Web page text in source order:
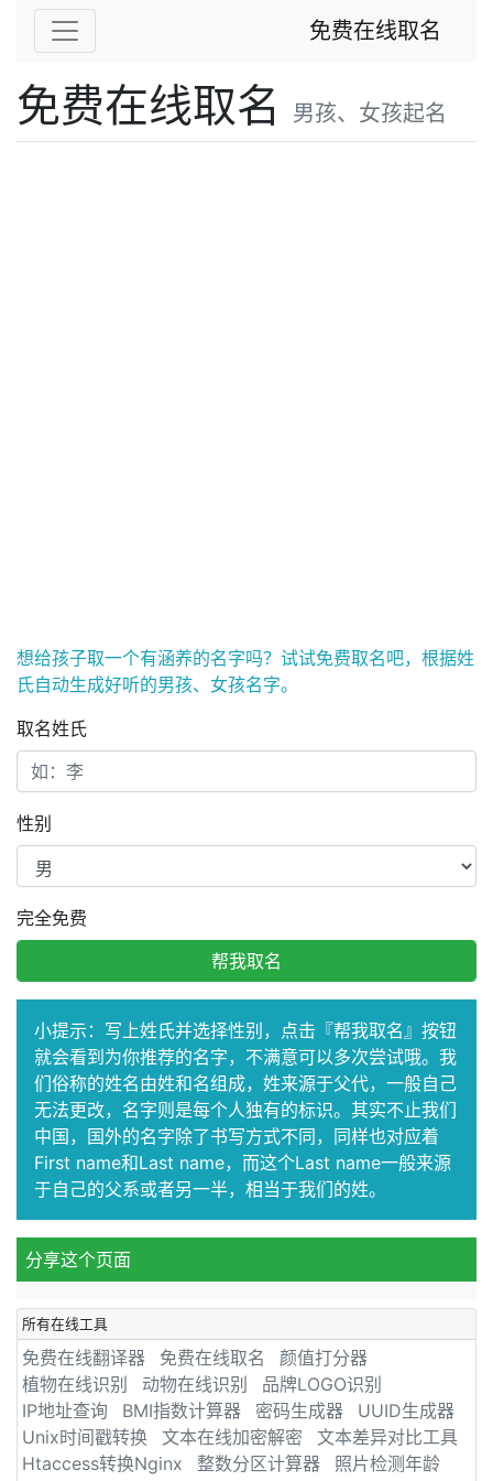
免费在线取名
免费在线取名 男孩、女孩起名
想给孩子取一个有涵养的名字吗？试试免费取名吧，根据姓
氏自动生成好听的男孩、女孩名字。
取名姓氏
性别
完全免费
帮我取名
小提示：写上姓氏并选择性别，点击『帮我取名』按钮
就会看到为你推荐的名字，不满意可以多次尝试哦。我
们俗称的姓名由姓和名组成，姓来源于父代，一般自己
无法更改，名字则是每个人独有的标识。其实不止我们
中国，国外的名字除了书写方式不同，同样也对应着
First name和Last name，而这个Last name一般来源
于自己的父系或者另一半，相当于我们的姓。
分享这个页面
所有在线工具
免费在线翻译器 免费在线取名
颜值打分器
植物在线识别
动物在线识别
品牌LOGO识别
IP地址查询
BMI指数计算器 密码生成器
UUID生成器
Unix时间戳转换
文本在线加密解密
文本差异对比工具
Htaccess转换Nginx
整数分区计算器
照片检测年龄